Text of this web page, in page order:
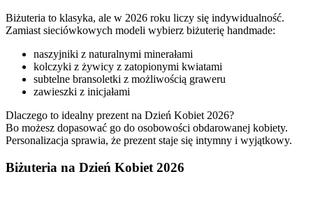
Biżuteria to klasyka, ale w 2026 roku liczy się indywidualność.
Zamiast sieciówkowych modeli wybierz biżuterię handmade:
naszyjniki z naturalnymi minerałami
kolczyki z żywicy z zatopionymi kwiatami
subtelne bransoletki z możliwością graweru
zawieszki z inicjałami
Dlaczego to idealny prezent na Dzień Kobiet 2026?
Bo możesz dopasować go do osobowości obdarowanej kobiety.
Personalizacja sprawia, że prezent staje się intymny i wyjątkowy.
Biżuteria na Dzień Kobiet 2026